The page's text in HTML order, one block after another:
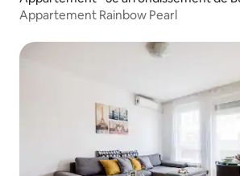
st
Appartement Rainbow Pearl